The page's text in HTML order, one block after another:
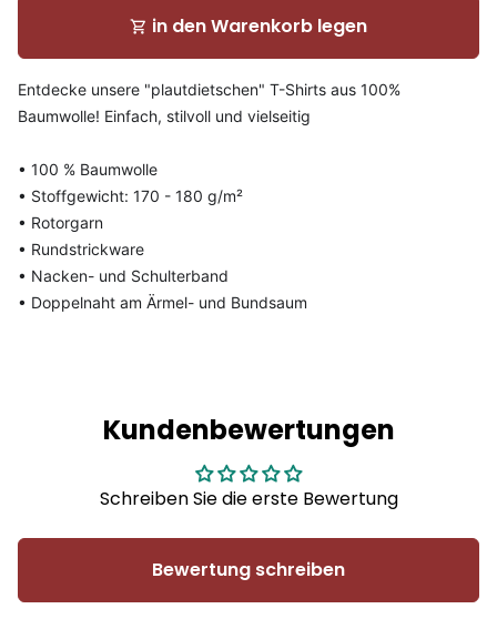
shopping_cart in den Warenkorb legen
Entdecke unsere "plautdietschen" T-Shirts aus 100%
Baumwolle! Einfach, stilvoll und vielseitig
• 100 % Baumwolle
• Stoffgewicht: 170 - 180 g/m²
• Rotorgarn
• Rundstrickware
• Nacken- und Schulterband
• Doppelnaht am Ärmel- und Bundsaum
Kundenbewertungen
Schreiben Sie die erste Bewertung
Bewertung schreiben